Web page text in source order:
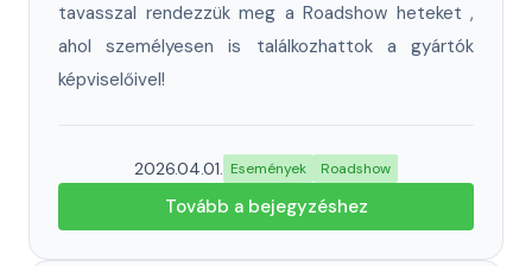
tavasszal rendezzük meg a Roadshow heteket ,
ahol személyesen is találkozhattok a gyártók
képviselőivel!
2026.04.01. Események Roadshow
Tovább a bejegyzéshez